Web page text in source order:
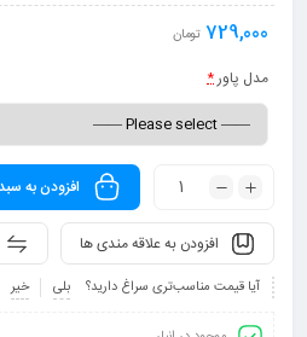
729,000 تومان
مدل پاور*
افزودن به
افزودن به علاقه مندی ها
آیا قیمت مناسب‌تری سراغ دارید؟ بلی خیر